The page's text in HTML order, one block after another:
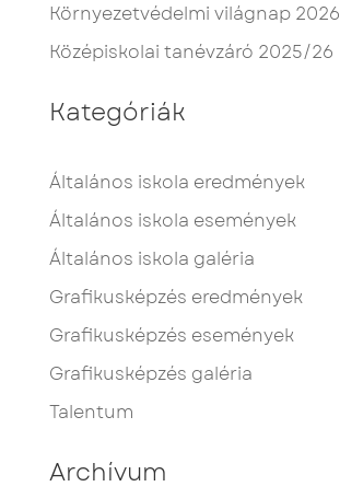
Környezetvédelmi világnap 2026
Középiskolai tanévzáró 2025/26
Kategóriák
Általános iskola eredmények
Általános iskola események
Általános iskola galéria
Grafikusképzés eredmények
Grafikusképzés események
Grafikusképzés galéria
Talentum
Archívum